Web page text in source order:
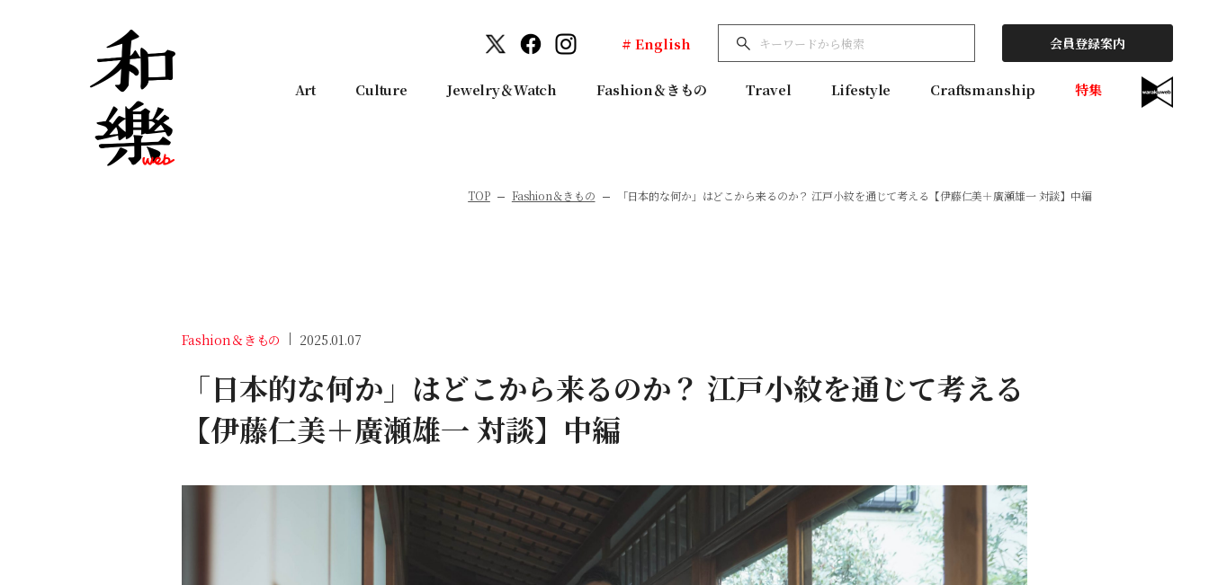
# English 会員登録案内
Art Culture Jewelry＆Watch Fashion＆きもの Travel Lifestyle Craftsmanship 特集
TOP Fashion＆きもの 「日本的な何か」はどこから来るのか？ 江戸小紋を通じて考える【伊藤仁美＋廣瀬雄一 対談】中編
Fashion＆きもの 2025.01.07
「日本的な何か」はどこから来るのか？ 江戸小紋を通じて考える
【伊藤仁美＋廣瀬雄一 対談】中編